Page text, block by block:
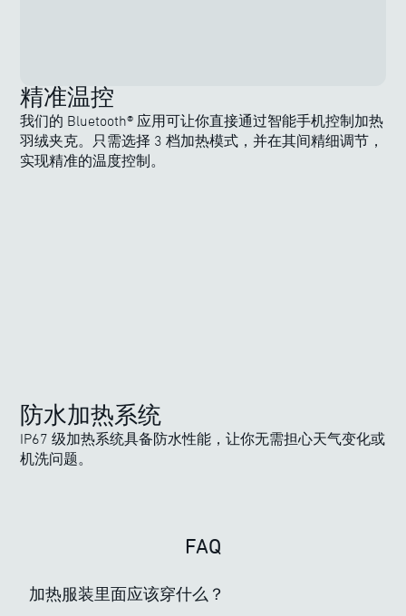
精准温控
我们的 Bluetooth® 应用可让你直接通过智能手机控制加热
羽绒夹克。只需选择 3 档加热模式，并在其间精细调节，
实现精准的温度控制。
防水加热系统
IP67 级加热系统具备防水性能，让你无需担心天气变化或
机洗问题。
FAQ
加热服装里面应该穿什么？